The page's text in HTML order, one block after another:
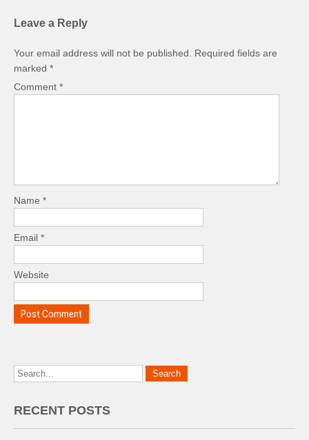
Leave a Reply
Your email address will not be published.
Required fields are
marked *
Comment *
Name *
Email *
Website
RECENT POSTS